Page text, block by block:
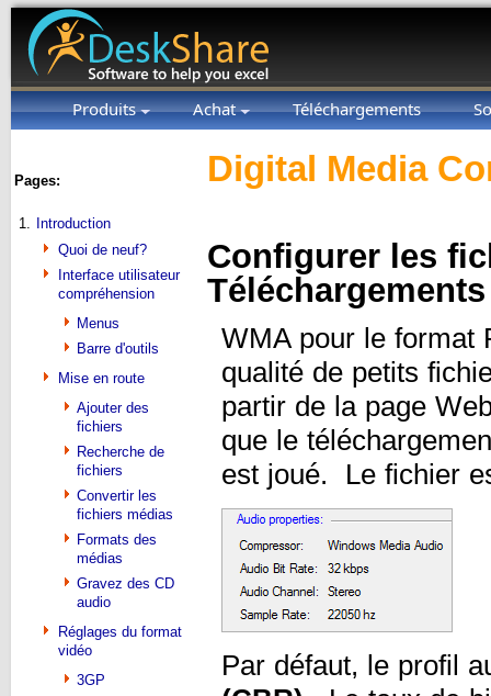
Produits Achat Téléchargements
Pages:
1.
Introduction
Quoi de neuf?
Interface utilisateur
compréhension
Menus
Barre d'outils
Mise en route
Ajouter des
fichiers
Recherche de
fichiers
Convertir les
fichiers médias
Formats des
médias
Gravez des CD
audio
Réglages du format
vidéo
3GP
Digital Media
Configurer les
WMA pour le format
qualité de petits
partir de la page
que le
est joué. Le fichier
Par défaut, le profil